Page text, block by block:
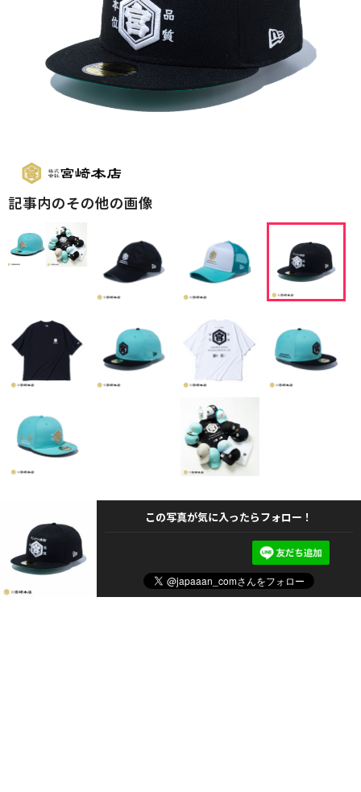
記事内のその他の画像
この写真が気に入ったらフォロー！